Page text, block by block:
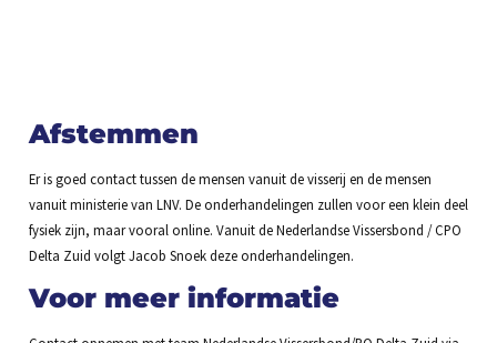
Afstemmen
Er is goed contact tussen de mensen vanuit de visserij en de mensen
vanuit ministerie van LNV. De onderhandelingen zullen voor een klein deel
fysiek zijn, maar vooral online. Vanuit de Nederlandse Vissersbond / CPO
Delta Zuid volgt Jacob Snoek deze onderhandelingen.
Voor meer informatie